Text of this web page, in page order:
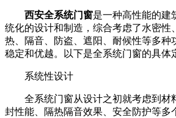
西安全系统门窗是一种高性能的建
统化的设计和制造，综合考虑了水密性
热、隔音、防盗、遮阳、耐候性等多种
稳定和优越‌。以下是全系统门窗的具体
系统性设计‌
全系统门窗从设计之初就考虑到材
封性能、隔热隔音效果、安全防护等多